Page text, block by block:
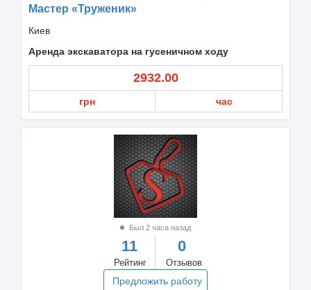
Мастер «Труженик»
Киев
Аренда экскаватора на гусеничном ходу
2932.00
грн час
Был 2 часа назад
11
Рейтинг
0
Отзывов
Предложить работу